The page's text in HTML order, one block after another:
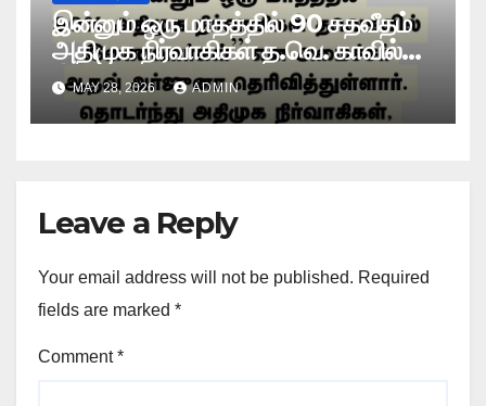
இன்னும் ஒரு மாதத்தில் 90 சதவீதம்
அதிமுக நிர்வாகிகள் த.வெ. காவில்
இணைவார்கள்! அமைச்சர் ஆதவ்
அர்ஜுனா தகவல்!
MAY 28, 2026 ADMIN
Leave a Reply
Your email address will not be published. Required
fields are marked *
Comment*